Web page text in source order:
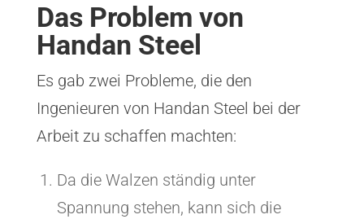
Das Problem von
Handan Steel
Es gab zwei Probleme, die den
Ingenieuren von Handan Steel bei der
Arbeit zu schaffen machten:
Da die Walzen ständig unter
Spannung stehen, kann sich die